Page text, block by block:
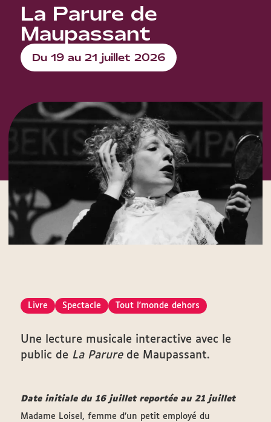
La Parure de
Maupassant
Du 19 au 21 juillet 2026
Livre Spectacle Tout l'monde dehors
Une lecture musicale interactive avec le
public de La Parurede Maupassant.
Date initiale du 16 juillet reportée au 21 juillet
Madame Loisel, femme d’un petit employé du